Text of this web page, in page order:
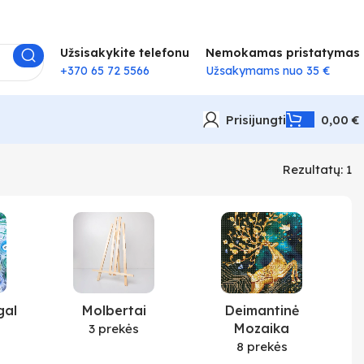
Užsisakykite telefonu
+370 65 72 5566
Nemokamas pristatymas
Užsakymams nuo 35 €
Prisijungti 0,00€
Rezultatų: 1
Molbertai
3 prekės
Deimantinė
Mozaika
8 prekės